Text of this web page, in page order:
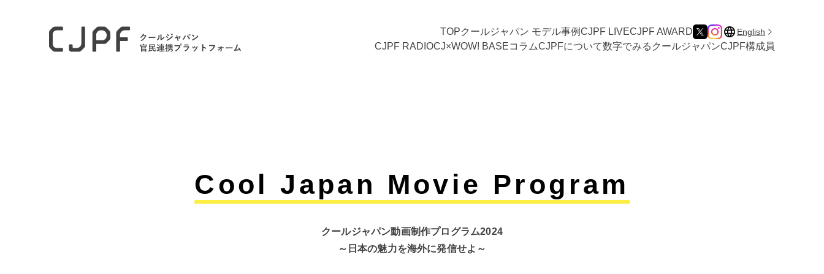
TOPクールジャパン モデル事例CJPF LIVECJPF AWARD English
CJPF RADIOCJ×WOW! BASEコラムCJPFについて数字でみるクールジャパンCJPF構成員
Cool Japan Movie Program
クールジャパン動画制作プログラム2024
～日本の魅力を海外に発信せよ～